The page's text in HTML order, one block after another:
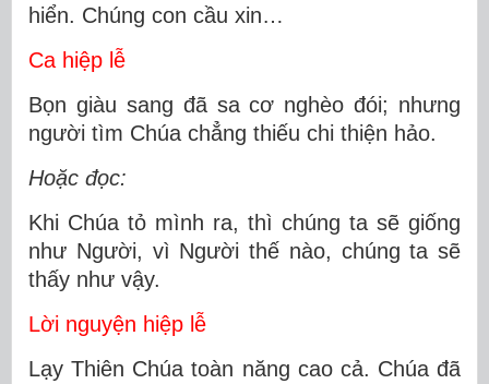
hiển. Chúng con cầu xin…
Ca hiệp lễ
Bọn giàu sang đã sa cơ nghèo đói; nhưng
người tìm Chúa chẳng thiếu chi thiện hảo.
Hoặc đọc:
Khi Chúa tỏ mình ra, thì chúng ta sẽ giống
như Người, vì Người thế nào, chúng ta sẽ
thấy như vậy.
Lời nguyện hiệp lễ
Lạy Thiên Chúa toàn năng cao cả. Chúa đã